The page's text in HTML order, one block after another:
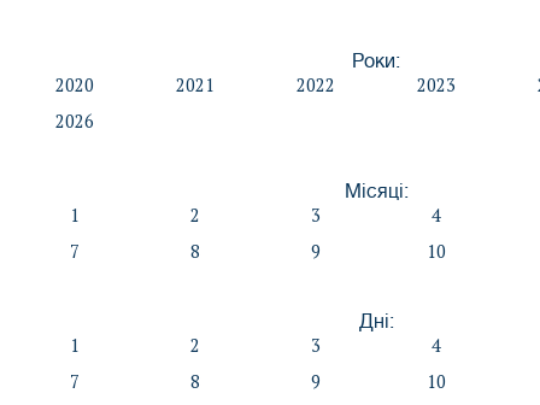
Роки:
2020 2021 2022 2023
2026
Місяці:
1 2 3
4
7
8 9 10
Дні:
1 2 3
4
7
8 9
10